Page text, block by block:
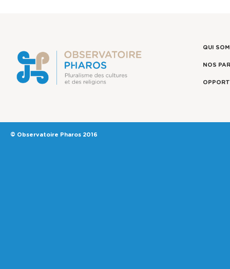
QUI
NOS
© Observatoire Pharos 2016